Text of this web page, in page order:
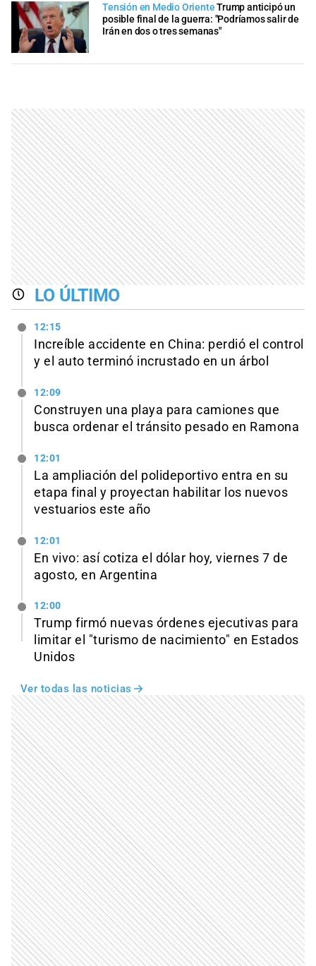
Tensión en Medio OrienteTrump anticipó un
posible final de la guerra: "Podríamos salir de
Irán en dos o tres semanas"
LO ÚLTIMO
12:15
Increíble accidente en China: perdió el control
y el auto terminó incrustado en un árbol
12:09
Construyen una playa para camiones que
busca ordenar el tránsito pesado en Ramona
12:01
La ampliación del polideportivo entra en su
etapa final y proyectan habilitar los nuevos
vestuarios este año
12:01
En vivo: así cotiza el dólar hoy, viernes 7 de
agosto, en Argentina
12:00
Trump firmó nuevas órdenes ejecutivas para
limitar el "turismo de nacimiento" en Estados
Unidos
Ver todas las noticias